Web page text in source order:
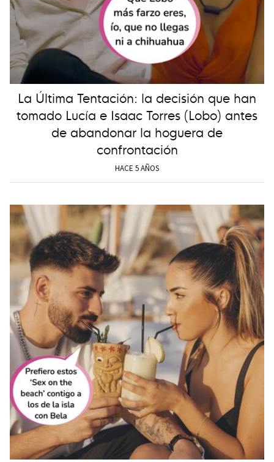
La Última Tentación: la decisión que han
tomado Lucía e Isaac Torres (Lobo) antes
de abandonar la hoguera de
confrontación
HACE 5 AÑOS